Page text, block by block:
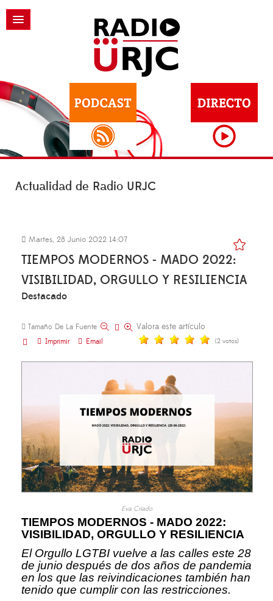
Actualidad de Radio URJC
Martes, 28 Junio 2022 14:07
TIEMPOS MODERNOS - MADO 2022:
VISIBILIDAD, ORGULLO Y RESILIENCIA
Destacado
Tamaño De La Fuente
Imprimir
Email
Valora este artículo
(2 votos)
Eva Criado
TIEMPOS MODERNOS - MADO 2022:
VISIBILIDAD, ORGULLO Y RESILIENCIA
El Orgullo LGTBI vuelve a las calles este 28
de junio después de dos años de pandemia
en los que las reivindicaciones también han
tenido que cumplir con las restricciones.